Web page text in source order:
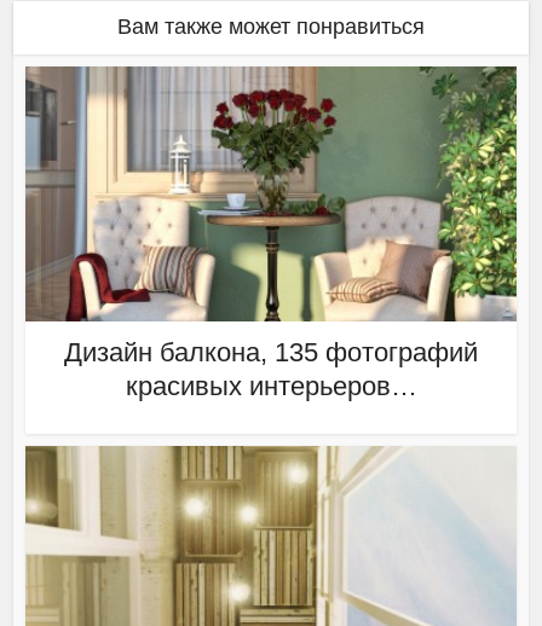
Вам также может понравиться
Дизайн балкона, 135 фотографий
красивых интерьеров…